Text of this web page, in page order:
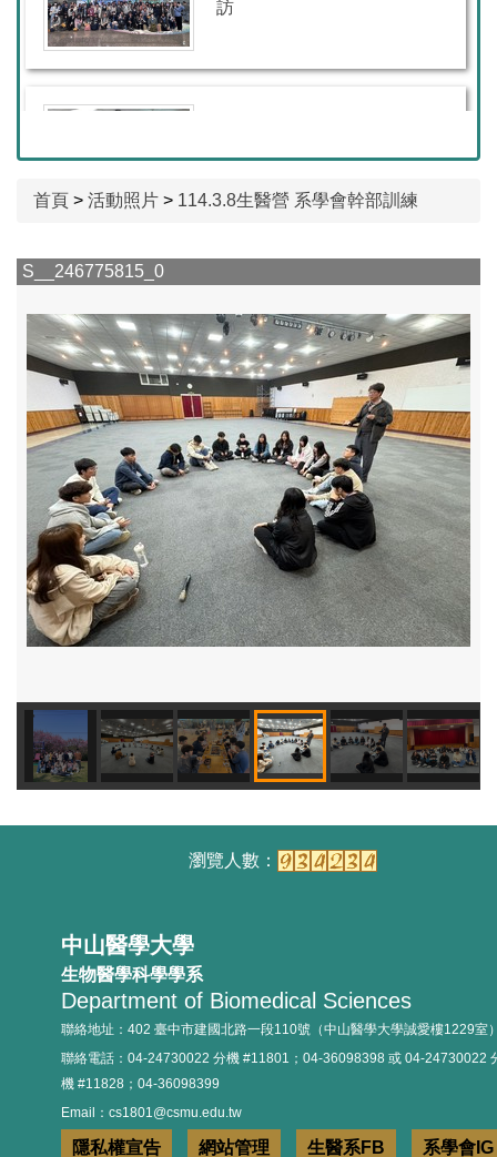
114.11.07 生技參訪
114.10.05 國際交流
114.12.17系週會
114.09.24實習經驗分享
首頁 > 活動照片 > 114.3.8生醫營 系學會幹部訓練
S__246775815_0
中山醫學大學
生物醫學科學學系
Department of Biomedical Sciences
聯絡地址：402 臺中市建國北路一段110號（中山醫學大學誠愛樓1229室
聯絡電話：04-24730022 分機 #11801；04-36098398 或 04-24730022
機 #11828；04-36098399
Email：cs1801@csmu.edu.tw
隱私權宣告 網站管理 生醫系FB 系學會IG